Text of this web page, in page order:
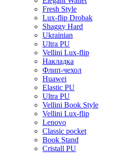
Fresh Style
Lux-flip Drobak
Shaggy Hard
Ukrainian
Ultra PU
Vellini Lux-flip
Накладка
Флип-чехол
Huawei
Elastic PU
Ultra PU
Vellini Book Style
Vellini Lux-flip
Lenovo
Classic pocket
Book Stand
Cristall PU